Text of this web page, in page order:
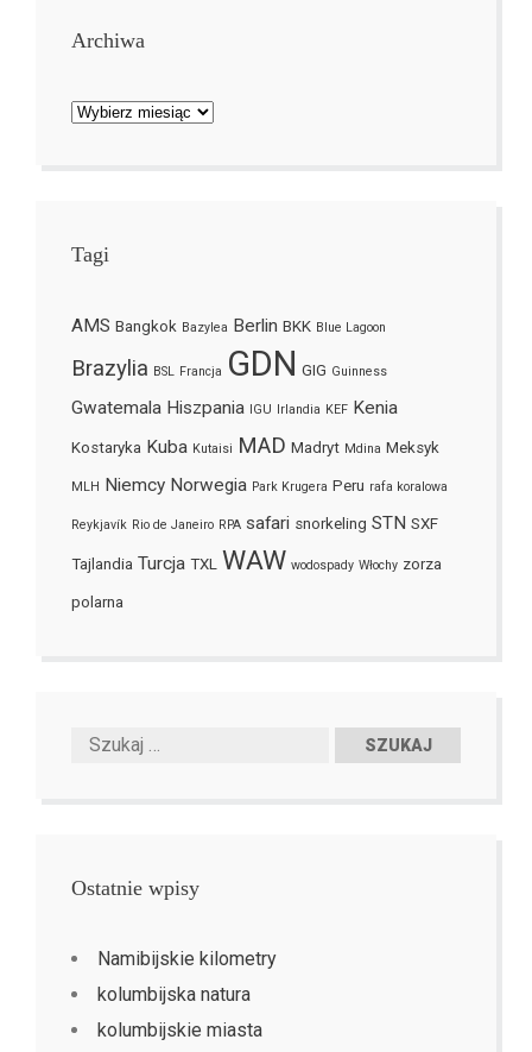
Archiwa
Archiwa
Tagi
AMS Bangkok Bazylea Berlin BKK Blue Lagoon
Brazylia BSL Francja GDN GIG Guinness
Gwatemala Hiszpania IGU Irlandia KEF Kenia
Kostaryka Kuba Kutaisi MAD Madryt Mdina Meksyk
MLH Niemcy Norwegia Park Krugera Peru rafa koralowa
Reykjavík Rio de Janeiro RPA safari snorkeling STN SXF
Tajlandia Turcja TXL WAW wodospady Włochy zorza
polarna
Ostatnie wpisy
Namibijskie kilometry
kolumbijska natura
kolumbijskie miasta